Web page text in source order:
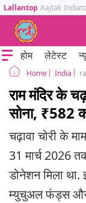
Lallantop Aajtak
होम लेटेस्ट
Home India
राम मंदिर के
सोना, ₹582
चढ़ावा चोरी के
31 मार्च 2026
डोनेशन मिला
म्युचुअल फंड्स और